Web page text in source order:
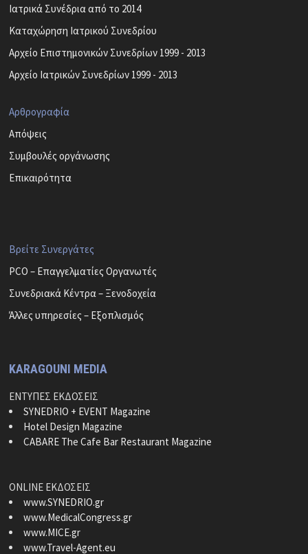
Ιατρικά Συνέδρια από το 2014
Καταχώρηση Ιατρικού Συνεδρίου
Αρχείο Επιστημονικών Συνεδρίων 1999 - 2013
Αρχείο Ιατρικών Συνεδρίων 1999 - 2013
Αρθρογραφία
Απόψεις
Συμβουλές οργάνωσης
Επικαιρότητα
Βρείτε Συνεργάτες
PCO – Επαγγελματίες Οργανωτές
Συνεδριακά Κέντρα – Ξενοδοχεία
Άλλες υπηρεσίες – Εξοπλισμός
KARAGOUNI MEDIA
ΕΝΤΥΠΕΣ ΕΚΔΟΣΕΙΣ
SYNEDRIO + EVENT Magazine
Hotel Design Magazine
CABARE The Cafe Bar Restaurant Magazine
ONLINE ΕΚΔΟΣΕΙΣ
www.SYNEDRIO.gr
www.MedicalCongress.gr
www.MICE.gr
www.Travel-Agent.eu